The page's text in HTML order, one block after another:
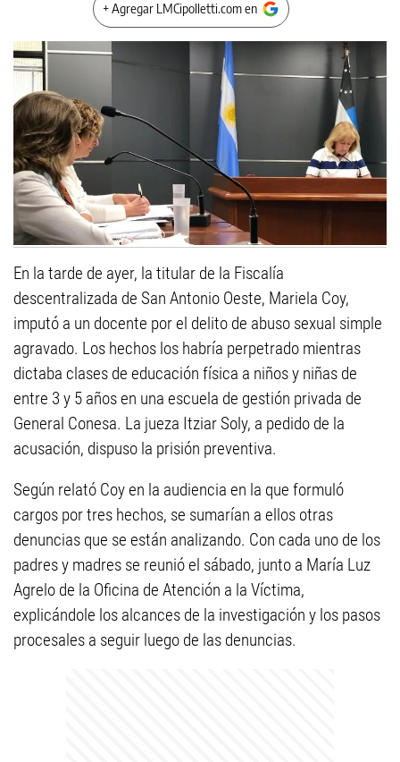
+ Agregar LMCipolletti.com en
En la tarde de ayer, la titular de la Fiscalía
descentralizada de San Antonio Oeste, Mariela Coy,
imputó a un docente por el delito de abuso sexual simple
agravado. Los hechos los habría perpetrado mientras
dictaba clases de educación física a niños y niñas de
entre 3 y 5 años en una escuela de gestión privada de
General Conesa. La jueza Itziar Soly, a pedido de la
acusación, dispuso la prisión preventiva.
Según relató Coy en la audiencia en la que formuló
cargos por tres hechos, se sumarían a ellos otras
denuncias que se están analizando. Con cada uno de los
padres y madres se reunió el sábado, junto a María Luz
Agrelo de la Oficina de Atención a la Víctima,
explicándole los alcances de la investigación y los pasos
procesales a seguir luego de las denuncias.